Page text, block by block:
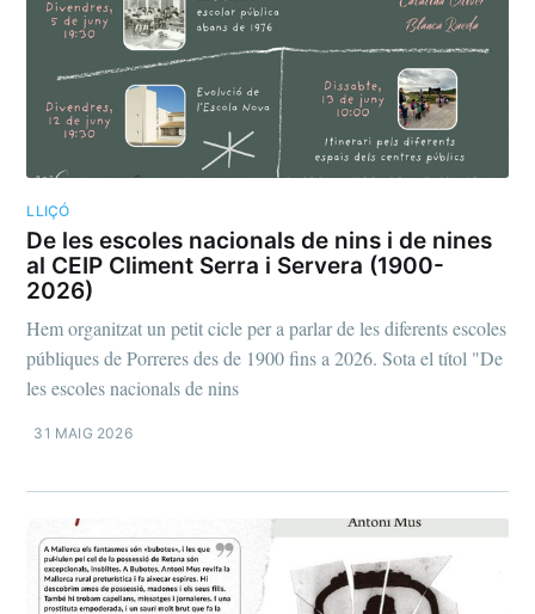
LLIÇÓ
De les escoles nacionals de nins i de nines
al CEIP Climent Serra i Servera (1900-
2026)
Hem organitzat un petit cicle per a parlar de les diferents escoles
públiques de Porreres des de 1900 fins a 2026. Sota el títol "De
les escoles nacionals de nins
31 MAIG 2026